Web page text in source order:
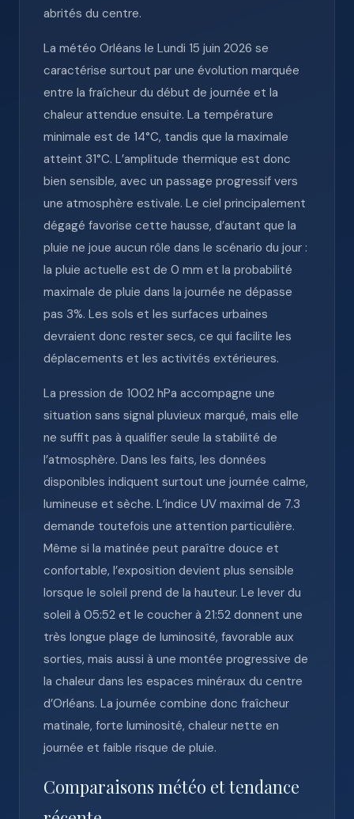
abrités du centre.
La météo Orléans le Lundi 15 juin 2026 se
caractérise surtout par une évolution marquée
entre la fraîcheur du début de journée et la
chaleur attendue ensuite. La température
minimale est de 14°C, tandis que la maximale
atteint 31°C. L’amplitude thermique est donc
bien sensible, avec un passage progressif vers
une atmosphère estivale. Le ciel principalement
dégagé favorise cette hausse, d’autant que la
pluie ne joue aucun rôle dans le scénario du jour :
la pluie actuelle est de 0 mm et la probabilité
maximale de pluie dans la journée ne dépasse
pas 3%. Les sols et les surfaces urbaines
devraient donc rester secs, ce qui facilite les
déplacements et les activités extérieures.
La pression de 1002 hPa accompagne une
situation sans signal pluvieux marqué, mais elle
ne suffit pas à qualifier seule la stabilité de
l’atmosphère. Dans les faits, les données
disponibles indiquent surtout une journée calme,
lumineuse et sèche. L’indice UV maximal de 7.3
demande toutefois une attention particulière.
Même si la matinée peut paraître douce et
confortable, l’exposition devient plus sensible
lorsque le soleil prend de la hauteur. Le lever du
soleil à 05:52 et le coucher à 21:52 donnent une
très longue plage de luminosité, favorable aux
sorties, mais aussi à une montée progressive de
la chaleur dans les espaces minéraux du centre
d’Orléans. La journée combine donc fraîcheur
matinale, forte luminosité, chaleur nette en
journée et faible risque de pluie.
Comparaisons météo et tendance